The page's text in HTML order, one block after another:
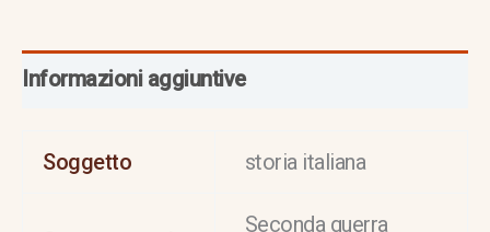
Informazioni aggiuntive
Soggetto storia italiana
Seconda guerra